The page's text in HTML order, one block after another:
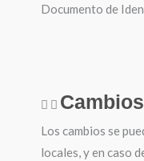
Documento de
Cambios
Los cambios se
locales, y en caso